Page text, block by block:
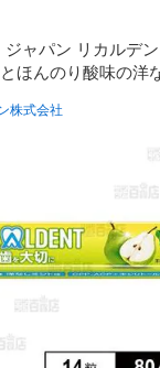
ャパン リカルデ
ほんのり酸味の洋
株式会社